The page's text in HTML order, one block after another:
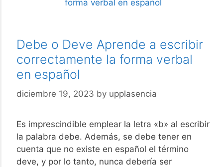
Debe o Deve Aprende a escribir
correctamente la forma verbal
en español
diciembre 19, 2023 by upplasencia
Es imprescindible emplear la letra «b» al escribir
la palabra debe. Además, se debe tener en
cuenta que no existe en español el término
deve, y por lo tanto, nunca debería ser